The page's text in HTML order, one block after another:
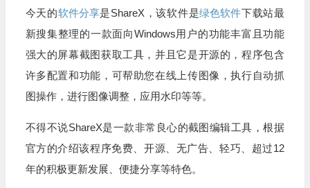
今天的软件分享是ShareX，该软件是绿色软件下载站最
新搜集整理的一款面向Windows用户的功能丰富且功能
强大的屏幕截图获取工具，并且它是开源的，程序包含
许多配置和功能，可帮助您在线上传图像，执行自动抓
图操作，进行图像调整，应用水印等等。
不得不说ShareX是一款非常良心的截图编辑工具，根据
官方的介绍该程序免费、开源、无广告、轻巧、超过12
年的积极更新发展、便捷分享等特色。